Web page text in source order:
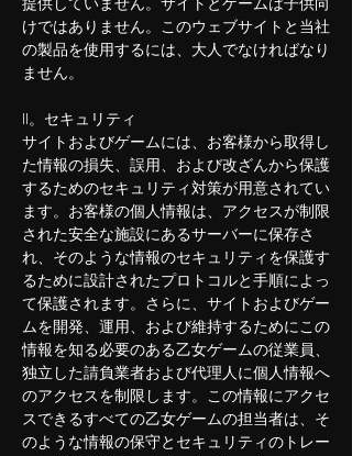
けではありません。このウェブサイトと当社
の製品を使用するには、大人でなければなり
ません。
II。セキュリティ
サイトおよびゲームには、お客様から取得し
た情報の損失、誤用、および改ざんから保護
するためのセキュリティ対策が用意されてい
ます。お客様の個人情報は、アクセスが制限
された安全な施設にあるサーバーに保存さ
れ、そのような情報のセキュリティを保護す
るために設計されたプロトコルと手順によっ
て保護されます。さらに、サイトおよびゲー
ムを開発、運用、および維持するためにこの
情報を知る必要のある乙女ゲームの従業員、
独立した請負業者および代理人に個人情報へ
のアクセスを制限します。この情報にアクセ
スできるすべての乙女ゲームの担当者は、そ
のような情報の保守とセキュリティのトレー